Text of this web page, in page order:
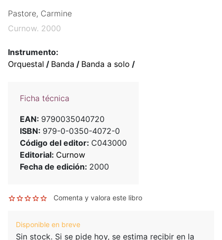
Pastore, Carmine
Curnow. 2000
Instrumento:
Orquestal / Banda / Banda a solo /
Ficha técnica
EAN: 9790035040720
ISBN: 979-0-0350-4072-0
Código del editor: C043000
Editorial: Curnow
Fecha de edición: 2000
Comenta y valora este libro
Disponible en breve
Sin stock. Si se pide hoy, se estima recibir en la